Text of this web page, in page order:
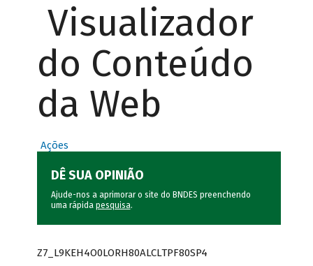
Visualizador
do Conteúdo
da Web
Ações
DÊ SUA OPINIÃO
Ajude-nos a aprimorar o site do BNDES preenchendo
uma rápida pesquisa.
Z7_L9KEH4O0LORH80ALCLTPF80SP4